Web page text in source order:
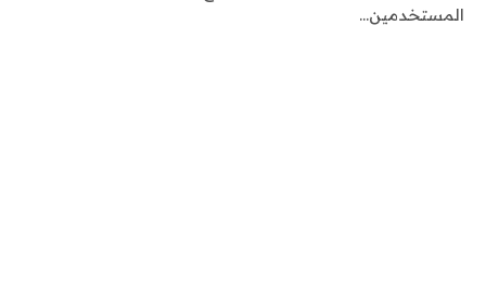
المستخدمين…